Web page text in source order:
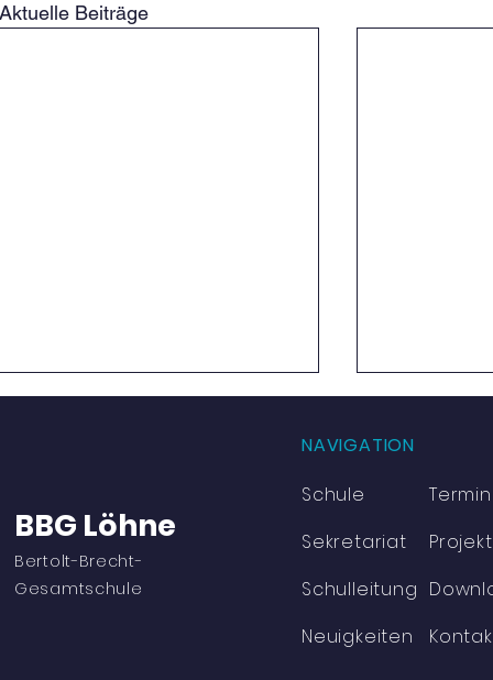
Aktuelle Beiträge
Viel Bewegung und jede
in Vlotho
BBG Löhne
Bertolt-Brecht-
Gesamtschule
NAVIGATION
Schule
Sekretariat
Schulleitung
Neuigkeiten